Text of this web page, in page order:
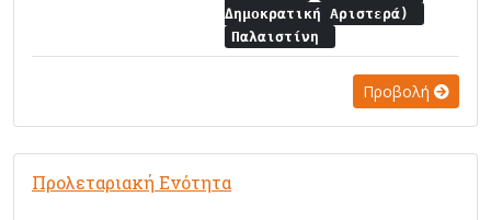
Δημοκρατική Αριστερά)
Παλαιστίνη
Προβολή
Προλεταριακή Ενότητα